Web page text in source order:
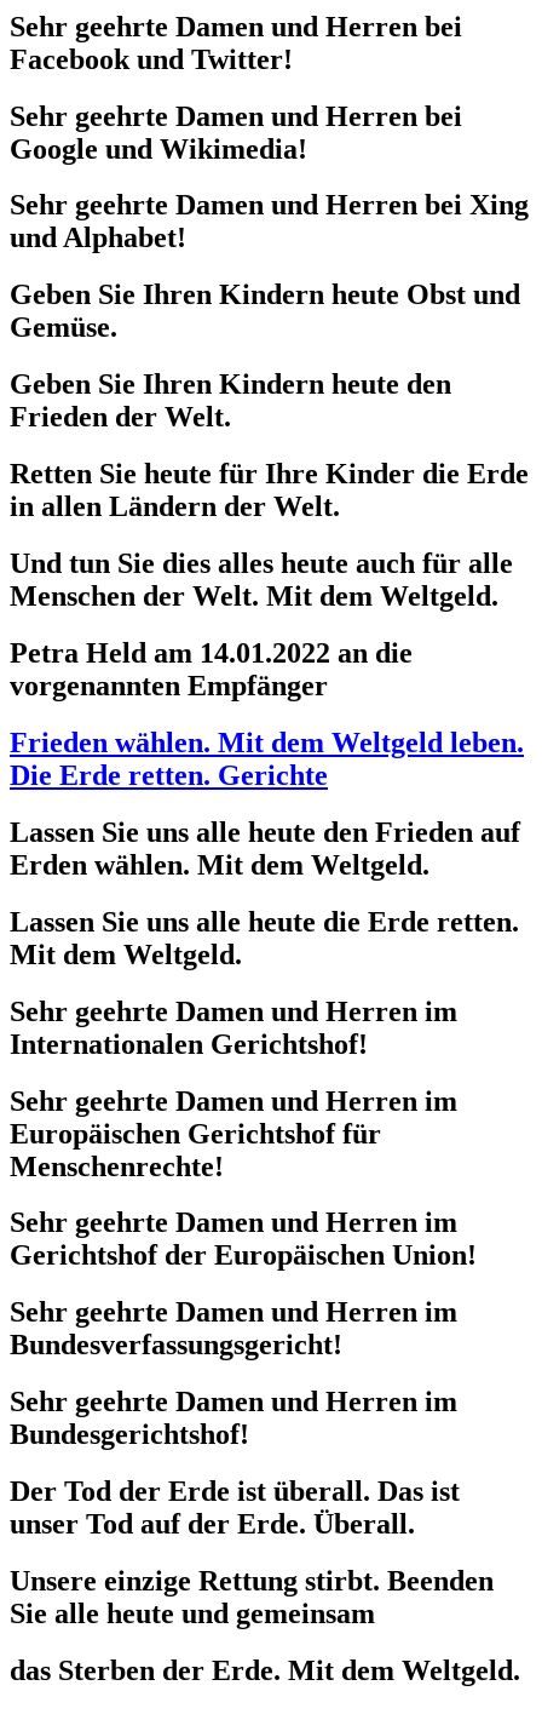
Sehr geehrte Damen und Herren bei
Facebook und Twitter!
Sehr geehrte Damen und Herren bei
Google und Wikimedia!
Sehr geehrte Damen und Herren bei Xing
und Alphabet!
Geben Sie Ihren Kindern heute Obst und
Gemüse.
Geben Sie Ihren Kindern heute den
Frieden der Welt.
Retten Sie heute für Ihre Kinder die Erde
in allen Ländern der Welt.
Und tun Sie dies alles heute auch für alle
Menschen der Welt. Mit dem Weltgeld.
Petra Held am 14.01.2022 an die
vorgenannten Empfänger
Frieden wählen. Mit dem Weltgeld leben.
Die Erde retten. Gerichte
Lassen Sie uns alle heute den Frieden auf
Erden wählen. Mit dem Weltgeld.
Lassen Sie uns alle heute die Erde retten.
Mit dem Weltgeld.
Sehr geehrte Damen und Herren im
Internationalen Gerichtshof!
Sehr geehrte Damen und Herren im
Europäischen Gerichtshof für
Menschenrechte!
Sehr geehrte Damen und Herren im
Gerichtshof der Europäischen Union!
Sehr geehrte Damen und Herren im
Bundesverfassungsgericht!
Sehr geehrte Damen und Herren im
Bundesgerichtshof!
Der Tod der Erde ist überall. Das ist
unser Tod auf der Erde. Überall.
Unsere einzige Rettung stirbt. Beenden
Sie alle heute und gemeinsam
das Sterben der Erde. Mit dem Weltgeld.